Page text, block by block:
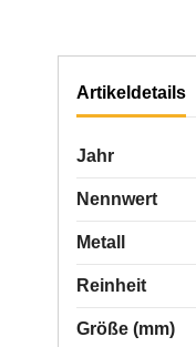
Artikeldetails
Jahr
Nennwert
Metall
Reinheit
Größe (mm)